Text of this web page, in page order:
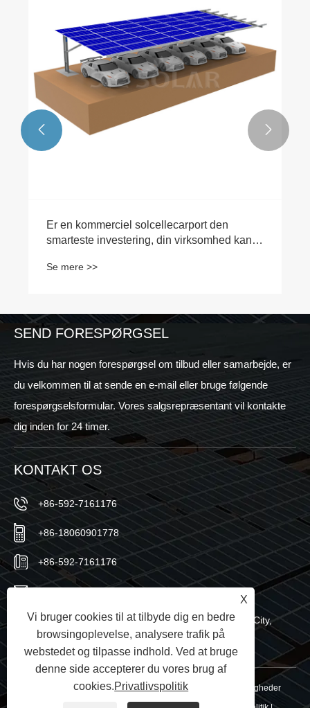
Er en kommerciel solcellecarport den
smarteste investering, din virksomhed kan
Se mere >>
 
SEND FORESPØRGSEL
Hvis du har nogen forespørgsel om tilbud eller samarbejde, er
du velkommen til at sende en e-mail eller bruge følgende
forespørgselsformular. Vores salgsrepræsentant vil kontakte
dig inden for 24 timer.
KONTAKT OS
+86-592-7161176
+86-18060901778
+86-592-7161176
sales@sic-solar.com
No.766 Qishan North Road, Huli District, Xiamen City,
Fujian-provinsen, Kina
Copyright © 2024 Xiamen Sic New Energy Co., Ltd. Alle rettigheder
X
Vi bruger cookies til at tilbyde dig en bedre
browsingoplevelse, analysere trafik på
webstedet og tilpasse indhold. Ved at bruge
denne side accepterer du vores brug af
cookies.Privatlivspolitik